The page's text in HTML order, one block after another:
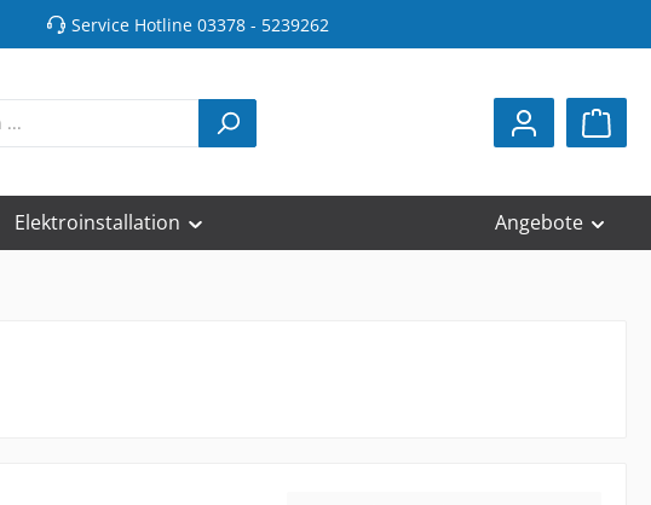
Service Hotline 03378 - 5239262
Elektroinstallation Angebote